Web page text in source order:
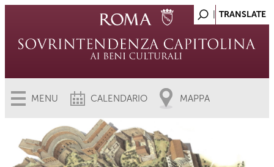
MENU CALENDARIO MAPPA